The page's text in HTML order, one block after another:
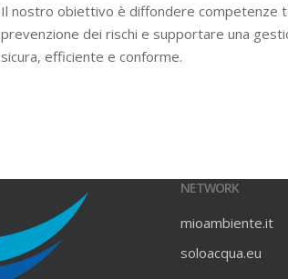
Il nostro obiettivo è diffondere competenze
prevenzione dei rischi e supportare una
sicura, efficiente e conforme.
NETWORK
mioambiente.it
soloacqua.eu